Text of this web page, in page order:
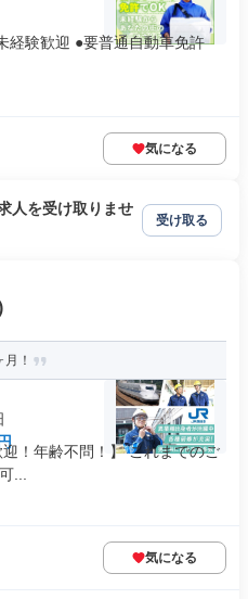
経験歓迎 ●要普通自動車免許
気になる
人を受け取りませ
受け取る
！
！年齢不問！】 これまでのご
...
気になる